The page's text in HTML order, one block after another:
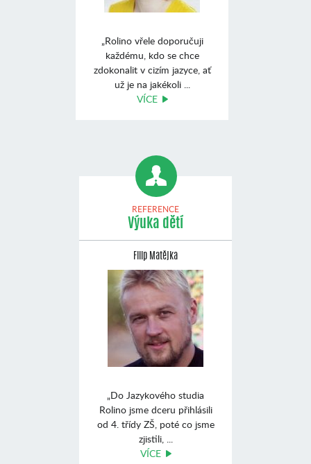
„Rolino vřele doporučuji
každému, kdo se chce
zdokonalit v cizím jazyce, ať
už je na jakékoli ...
VÍCE
REFERENCE
Výuka dětí
Filip Matějka
„Do Jazykového studia
Rolino jsme dceru přihlásili
od 4. třídy ZŠ, poté co jsme
zjistili, ...
VÍCE